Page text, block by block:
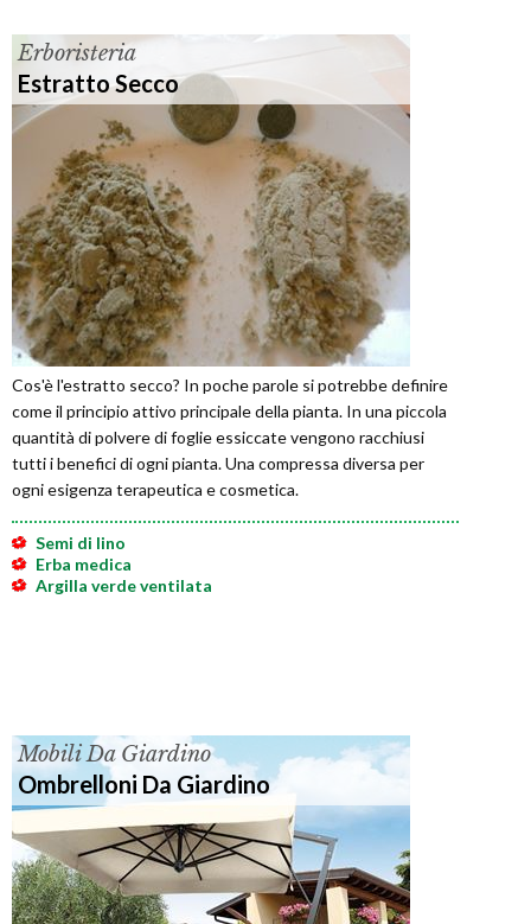
Erboristeria
Estratto Secco
Cos'è l'estratto secco? In poche parole si potrebbe definire
come il principio attivo principale della pianta. In una piccola
quantità di polvere di foglie essiccate vengono racchiusi
tutti i benefici di ogni pianta. Una compressa diversa per
ogni esigenza terapeutica e cosmetica.
Semi di lino
Erba medica
Argilla verde ventilata
Mobili Da Giardino
Ombrelloni Da Giardino